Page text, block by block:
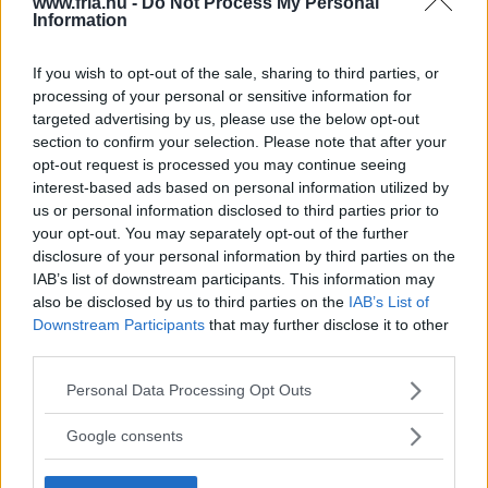
Information
If you wish to opt-out of the sale, sharing to third parties, or
processing of your personal or sensitive information for
targeted advertising by us, please use the below opt-out
section to confirm your selection. Please note that after your
opt-out request is processed you may continue seeing
interest-based ads based on personal information utilized by
us or personal information disclosed to third parties prior to
your opt-out. You may separately opt-out of the further
disclosure of your personal information by third parties on the
IAB’s list of downstream participants. This information may
also be disclosed by us to third parties on the IAB’s List of
Downstream Participants that may further disclose it to other
Please note that this website/app uses one or more Google
not limited to your visit or usage behaviour. You may click to
use your data for below specified purposes in below Google
Personal Data Processing Opt Outs
Google consents
Läs Frias efterträdare!
Syreär Sveriges enda gröna dagstidning som
finns både digitalt och i tryck.
– Det här projektet har hållit på så otroligt länge, så på
nästan som jag fantiserar fram saker som jag känner
måste vara där.
Serien heter ”Att sova och drömma om mat”. Är det
något du gör ofta?
– Ja. Jag tycker om det – enkla och dumma saker.
Simpla fantasier om mat, sömn, sex. Det är enkla saker
att göra serier om. Sedan blir de ju mer komplicerade
Att sätta upp serien som en föreställning och som en